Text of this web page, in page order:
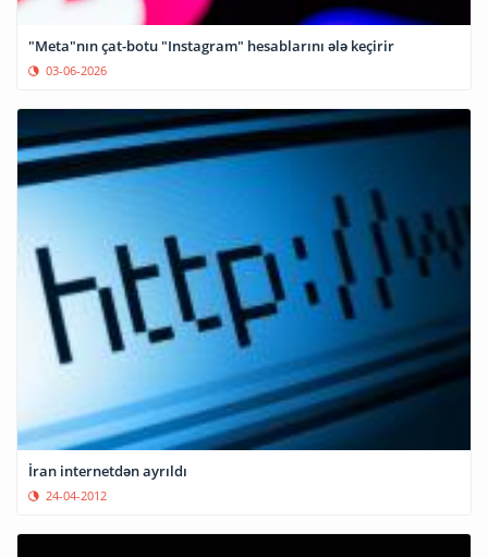
"Meta"nın çat-botu "Instagram" hesablarını ələ keçirir
03-06-2026
İran internetdən ayrıldı
24-04-2012